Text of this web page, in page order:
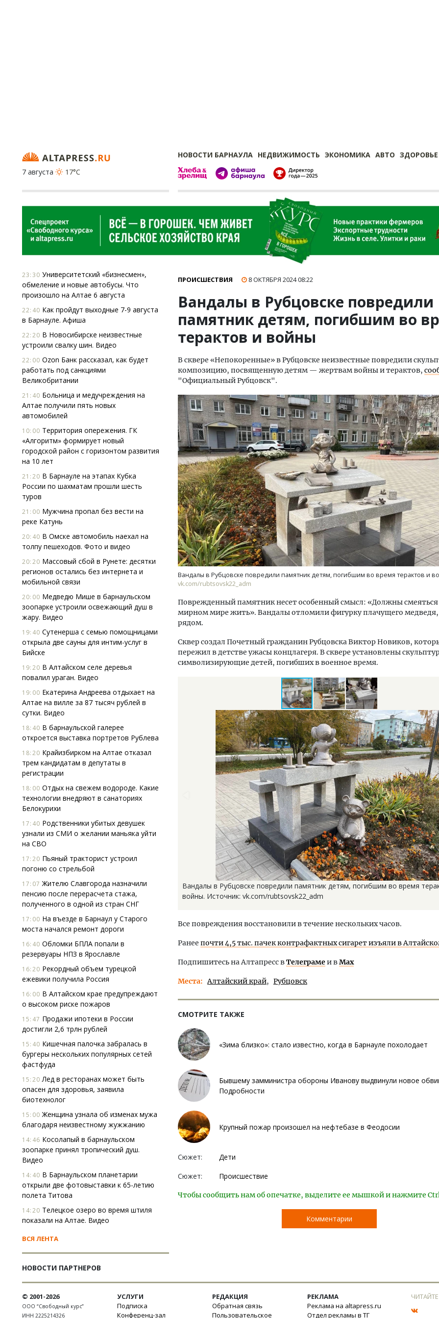
НОВОСТИ БАРНАУЛА НЕДВИЖИМОСТЬ ЭКОНОМИКА АВТО ЗДОРОВЬЕ
7 августа
17°C
23:30 Университетский «бизнесмен»,
обмеление и новые автобусы. Что
произошло на Алтае 6 августа
22:40 Как пройдут выходные 7-9 августа
в Барнауле. Афиша
22:20 В Новосибирске неизвестные
устроили свалку шин. Видео
22:00 Ozon Банк рассказал, как будет
работать под санкциями
Великобритании
21:40 Больница и медучреждения на
Алтае получили пять новых
автомобилей
10:00 Территория опережения. ГК
«Алгоритм» формирует новый
городской район с горизонтом развития
на 10 лет
21:20 В Барнауле на этапах Кубка
России по шахматам прошли шесть
туров
21:00 Мужчина пропал без вести на
реке Катунь
20:40 В Омске автомобиль наехал на
толпу пешеходов. Фото и видео
20:20 Массовый сбой в Рунете: десятки
регионов остались без интернета и
мобильной связи
20:00 Медведю Мише в барнаульском
зоопарке устроили освежающий душ в
жару. Видео
19:40 Сутенерша с семью помощницами
открыла две сауны для интим-услуг в
Бийске
19:20 В Алтайском селе деревья
повалил ураган. Видео
19:00 Екатерина Андреева отдыхает на
Алтае на вилле за 87 тысяч рублей в
сутки. Видео
18:40 В барнаульской галерее
откроется выставка портретов Рублева
18:20 Крайизбирком на Алтае отказал
трем кандидатам в депутаты в
регистрации
18:00 Отдых на свежем водороде. Какие
технологии внедряют в санаториях
Белокурихи
17:40 Родственники убитых девушек
узнали из СМИ о желании маньяка уйти
на СВО
17:20 Пьяный тракторист устроил
погоню со стрельбой
17:07 Жителю Славгорода назначили
пенсию после перерасчета стажа,
полученного в одной из стран СНГ
17:00 На въезде в Барнаул у Старого
моста начался ремонт дороги
16:40 Обломки БПЛА попали в
резервуары НПЗ в Ярославле
16:20 Рекордный объем турецкой
ежевики получила Россия
16:00 В Алтайском крае предупреждают
о высоком риске пожаров
15:47 Продажи ипотеки в России
достигли 2,6 трлн рублей
15:40 Кишечная палочка забралась в
бургеры нескольких популярных сетей
фастфуда
15:20 Лед в ресторанах может быть
опасен для здоровья, заявила
биотехнолог
15:00 Женщина узнала об изменах мужа
благодаря неизвестному жужжанию
14:46 Косолапый в барнаульском
зоопарке принял тропический душ.
Видео
14:40 В Барнаульском планетарии
открыли две фотовыставки к 65-летию
полета Титова
14:20 Телецкое озеро во время штиля
показали на Алтае. Видео
ВСЯ ЛЕНТА
НОВОСТИ ПАРТНЕРОВ
ПРОИСШЕСТВИЯ 8 ОКТЯБРЯ 202408:22
Вандалы в Рубцовске повредили
памятник детям, погибшим во
терактов и войны
В сквере «Непокоренные» в Рубцовске неизвестные повредили
композицию, посвященную детям — жертвам войны и терактов,
"Официальный Рубцовск".
Вандалы в Рубцовске повредили памятник детям, погибшим во время терактов и
vk.com/rubtsovsk22_adm
Поврежденный памятник несет особенный смысл: «Должны смеяться
мирном мире жить». Вандалы отломили фигурку плачущего медведя,
рядом.
Сквер создал Почетный гражданин Рубцовска Виктор Новиков,
пережил в детстве ужасы концлагеря. В сквере установлены
символизирующие детей, погибших в военное время.
Вандалы в Рубцовске повредили памятник детям, погибшим во время
войны. Источник: vk.com/rubtsovsk22_adm
Все повреждения восстановили в течение нескольких часов.
Ранее почти 4,5 тыс. пачек контрафактных сигарет изъяли в
Подпишитесь на Алтапресс вТелеграмеи вMax
Места Алтайский край Рубцовск
СМОТРИТЕ ТАКЖЕ
«Зима близко»: стало известно, когда в Барнауле похолодает
Бывшему замминистра обороны Иванову выдвинули новое
Подробности
Крупный пожар произошел на нефтебазе в Феодосии
Сюжет: Дети
Сюжет: Происшествие
Чтобы сообщить нам об опечатке, выделите ее мышкой и нажмите
Комментарии
Смелость архитектурных идей.
Генеральный директор компании
ЗИАС — об эстетике городов,
трендах в фасадах и развитии рынка
СТРОИТЕЛЬСТВО
Архитектурный код
земли. Мощение
плитами становится
стандартом
СТРОИТЕЛЬСТВО
© 2001-2026
ООО “Свободный курс”
ИНН 2225214326
УСЛУГИ
Подписка
Конференц-зал
РЕДАКЦИЯ
Обратная связь
Пользовательское
РЕКЛАМА
Реклама на altapress.ru
Отдел рекламы в ТГ